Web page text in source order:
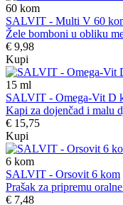
60 kom
SALVIT - Multi V 60
Žele bomboni u obliku
€ 9,98
Kupi
15 ml
SALVIT - Omega-Vit D
Kapi za dojenčad i malu
€ 15,75
Kupi
6 kom
SALVIT - Orsovit 6 kom
Prašak za pripremu
€ 7,48